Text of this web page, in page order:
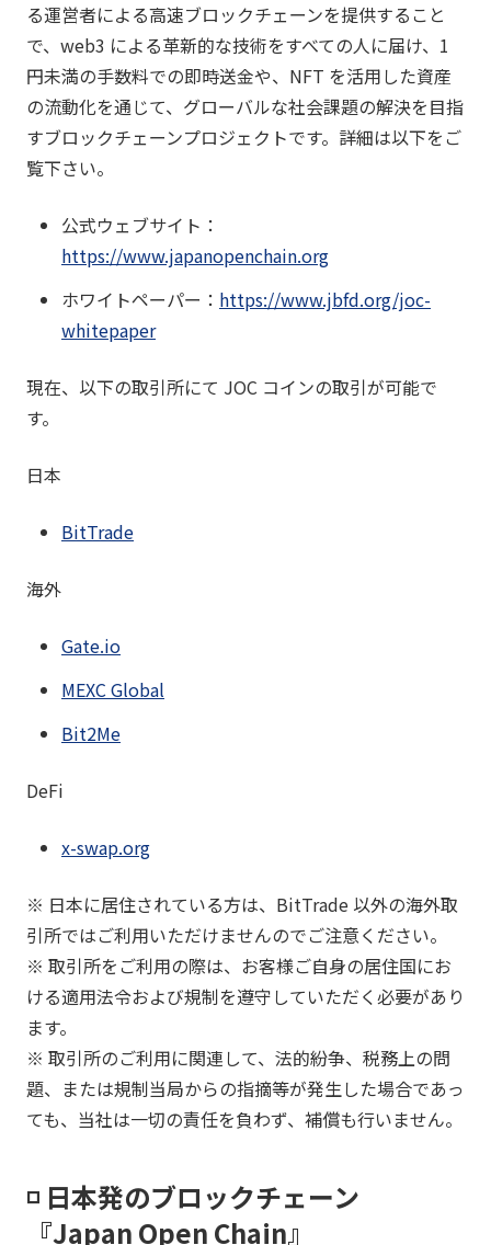
る運営者による高速ブロックチェーンを提供すること
で、web3 による革新的な技術をすべての人に届け、1
円未満の手数料での即時送金や、NFT を活用した資産
の流動化を通じて、グローバルな社会課題の解決を目指
すブロックチェーンプロジェクトです。詳細は以下をご
覧下さい。
公式ウェブサイト：
https://www.japanopenchain.org
ホワイトペーパー： https://www.jbfd.org/joc-
whitepaper
現在、以下の取引所にて JOC コインの取引が可能で
す。
日本
BitTrade
海外
Gate.io
MEXC Global
Bit2Me
DeFi
x-swap.org
※ 日本に居住されている方は、BitTrade 以外の海外取
引所ではご利用いただけませんのでご注意ください。
※ 取引所をご利用の際は、お客様ご自身の居住国にお
ける適用法令および規制を遵守していただく必要があり
ます。
※ 取引所のご利用に関連して、法的紛争、税務上の問
題、または規制当局からの指摘等が発生した場合であっ
ても、当社は一切の責任を負わず、補償も行いません。
◽️ 日本発のブロックチェーン
『Japan Open Chain』